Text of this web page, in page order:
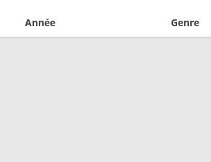
Année Genre